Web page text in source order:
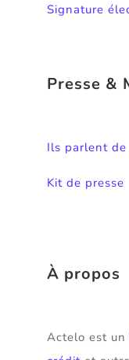
Signature
Presse &
Ils parlent de
Kit de presse
À propos
Actelo est un